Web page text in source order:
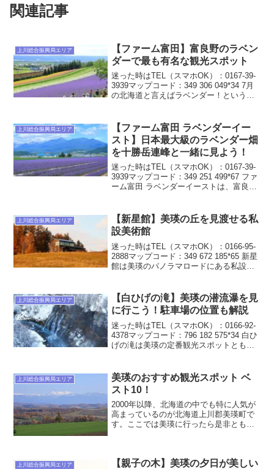
関連記事
上川総合振興局エリア
【ファーム富田】富良野のラベン
ダーで最も有名な観光スポット
迷った時はTEL（スマホOK）：0167-39-
3939マップコード：349 306 049*34 7月
の北海道と言えばラベンダー！という人
ラベンダー畑と言えば「ファー...
上川総合振興局エリア
【ファーム富田 ラベンダーイー
スト】日本最大級のラベンダー畑
を十勝岳連峰と一緒に見よう！
迷った時はTEL（スマホOK）：0167-39-
3939マップコード：349 251 499*67 ファ
ーム富田 ラベンダーイーストは、富良野
のラベンダー畑です。7月...
上川総合振興局エリア
【新星館】美瑛の丘を見渡せる私
設美術館
迷った時はTEL（スマホOK）：0166-95-
2888マップコード：349 672 185*65 新星
館は美瑛のパノラマロードにある私設美
ている時もあります。築200...
上川総合振興局エリア
【白ひげの滝】美瑛の潜流瀑を見
に行こう！駐車場の位置も解説
迷った時はTEL（スマホOK）：0166-92-
4378マップコード：796 182 575*34 白ひ
げの滝は美瑛の定番観光スポットとも言
滝です。青い池同様、アルミニ...
上川総合振興局エリア
美瑛のおすすめ観光スポット ベ
スト10！
2000年以降、北海道の中でも特に人気が
高まっているのが北海道上川郡美瑛町で
す。ここでは美瑛に行ったら是非とも立
り抽象的なスポッ...
上川総合振興局エリア
【親子の木】美瑛の夕日が美しい